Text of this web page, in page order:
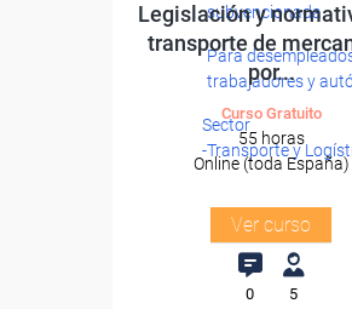
subvencionada.
Para
trabajadores y
Sector
-Transporte y
Legislación y
transporte de
por...
Curso Gratuito
55 horas
Online (toda España)
Ver curso
0 5